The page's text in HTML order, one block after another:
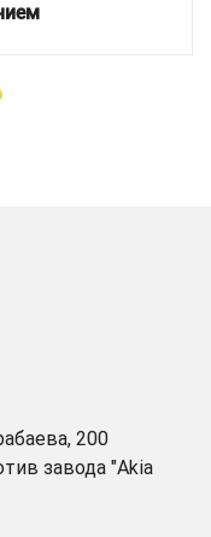
200
завода "Akia